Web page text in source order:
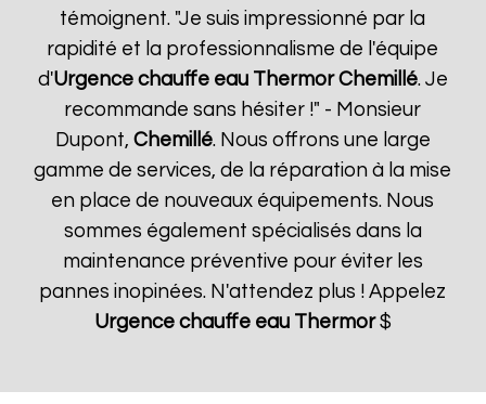
témoignent. "Je suis impressionné par la
rapidité et la professionnalisme de l'équipe
d'Urgence chauffe eau Thermor Chemillé. Je
recommande sans hésiter !" - Monsieur
Dupont, Chemillé. Nous offrons une large
gamme de services, de la réparation à la mise
en place de nouveaux équipements. Nous
sommes également spécialisés dans la
maintenance préventive pour éviter les
pannes inopinées. N'attendez plus ! Appelez
Urgence chauffe eau Thermor$